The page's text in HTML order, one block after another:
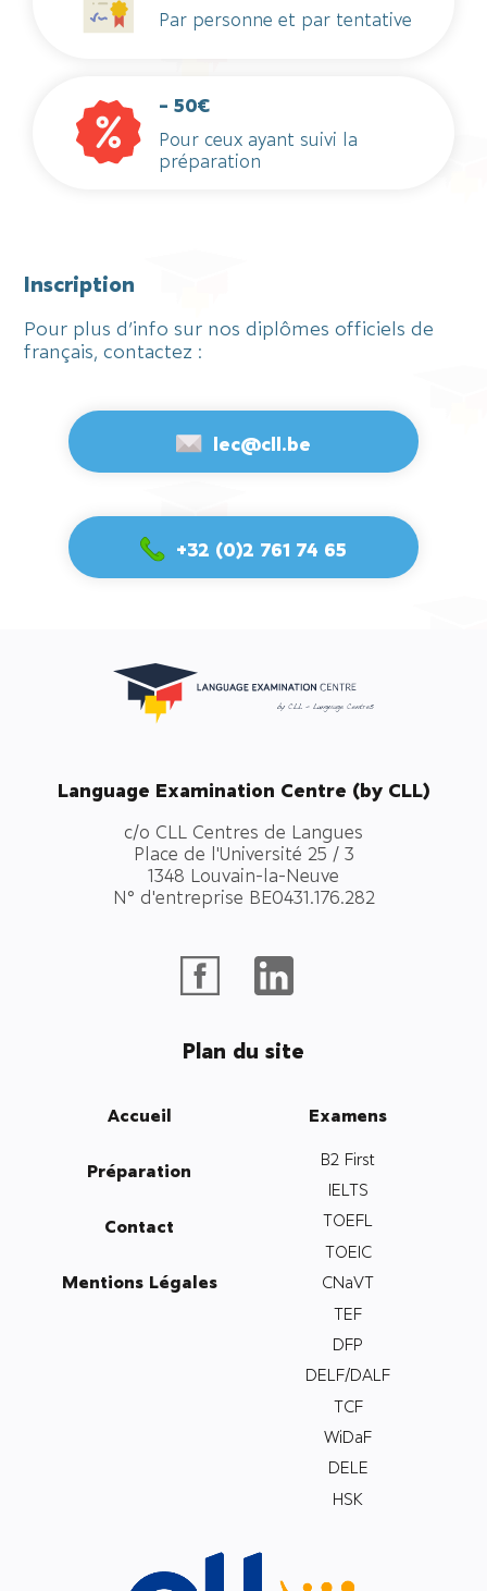
Par personne et par tentative
- 50€
Pour ceux ayant suivi la
préparation
Inscription
Pour plus d’info sur nos diplômes officiels de
français, contactez :
lec@cll.be
+32 (0)2 761 74 65
Language Examination Centre (by CLL)
c/o CLL Centres de Langues
Place de l'Université 25 / 3
1348 Louvain-la-Neuve
N° d'entreprise BE0431.176.282
Plan du site
Accueil
Préparation
Contact
Mentions Légales
Examens
B2 First
IELTS
TOEFL
TOEIC
CNaVT
TEF
DFP
DELF/DALF
TCF
WiDaF
DELE
HSK